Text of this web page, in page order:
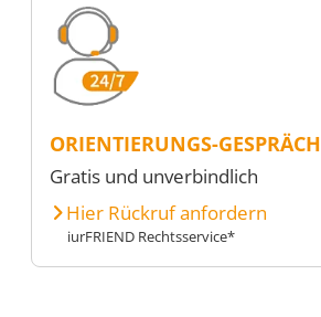
ORIENTIERUNGS-GESPRÄCH
Gratis und unverbindlich
Hier Rückruf anfordern
iurFRIEND Rechtsservice*